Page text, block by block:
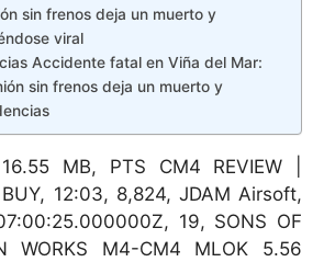
sin frenos deja un muerto y
viral
Accidente fatal en Viña del Mar:
sin frenos deja un muerto y
MB, PTS CM4 REVIEW |
BUY, 12:03, 8,824, JDAM Airsoft,
19, SONS OF
WORKS M4-CM4 MLOK 5.56